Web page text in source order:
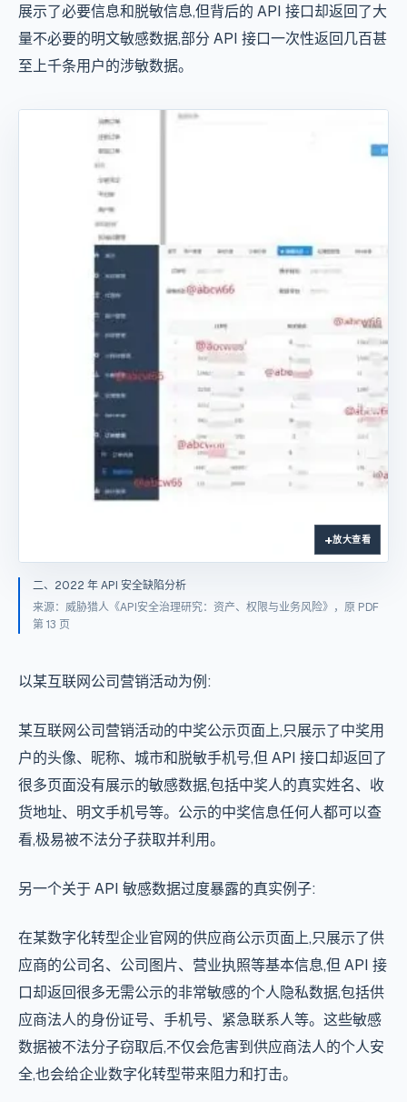
展示了必要信息和脱敏信息,但背后的 API 接口却返回了大
量不必要的明文敏感数据,部分 API 接口一次性返回几百甚
至上千条用户的涉敏数据。
放大查看
二、2022 年 API 安全缺陷分析
来源：威胁猎人《API安全治理研究：资产、权限与业务风险》，原 PDF
第 13 页
以某互联网公司营销活动为例:
某互联网公司营销活动的中奖公示页面上,只展示了中奖用
户的头像、昵称、城市和脱敏手机号,但 API 接口却返回了
很多页面没有展示的敏感数据,包括中奖人的真实姓名、收
货地址、明文手机号等。公示的中奖信息任何人都可以查
看,极易被不法分子获取并利用。
另一个关于 API 敏感数据过度暴露的真实例子:
在某数字化转型企业官网的供应商公示页面上,只展示了供
应商的公司名、公司图片、营业执照等基本信息,但 API 接
口却返回很多无需公示的非常敏感的个人隐私数据,包括供
应商法人的身份证号、手机号、紧急联系人等。这些敏感
数据被不法分子窃取后,不仅会危害到供应商法人的个人安
全,也会给企业数字化转型带来阻力和打击。